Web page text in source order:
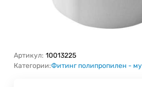
Артикул: 10013225
Категории:Фитинг полипропилен -